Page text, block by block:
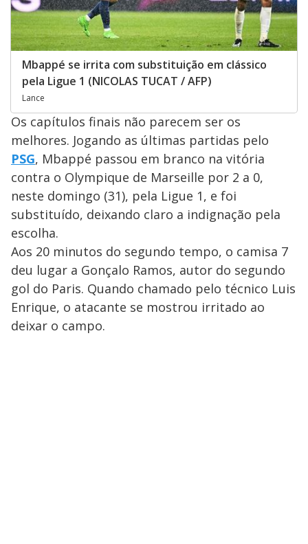
Mbappé se irrita com substituição em clássico
pela Ligue 1 (NICOLAS TUCAT / AFP)
Lance
Os capítulos finais não parecem ser os
melhores. Jogando as últimas partidas pelo
PSG, Mbappé passou em branco na vitória
contra o Olympique de Marseille por 2 a 0,
neste domingo (31), pela Ligue 1, e foi
substituído, deixando claro a indignação pela
escolha.
Aos 20 minutos do segundo tempo, o camisa 7
deu lugar a Gonçalo Ramos, autor do segundo
gol do Paris. Quando chamado pelo técnico Luis
Enrique, o atacante se mostrou irritado ao
deixar o campo.